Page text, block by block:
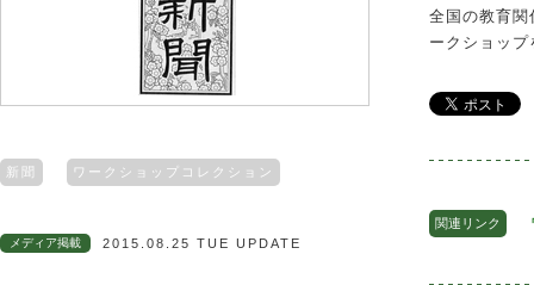
新聞 ワークショップコレクション
メディア掲載 2015.08.25 TUE UPDATE
全国の教育
ークショッ
関連リンク